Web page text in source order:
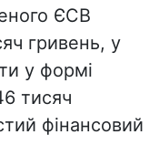
ЄСВ
гривень, у
у формі
тисяч
фінансовий